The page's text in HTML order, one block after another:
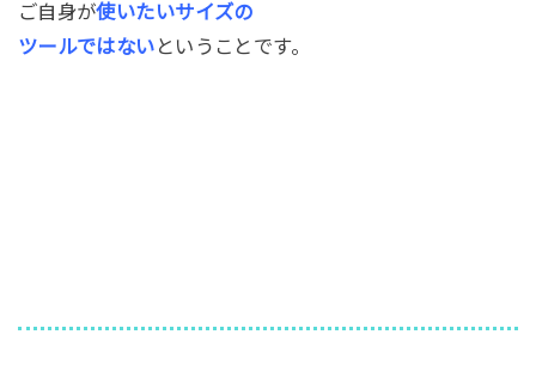
ご自身が使いたいサイズの
ツールではない ということです。